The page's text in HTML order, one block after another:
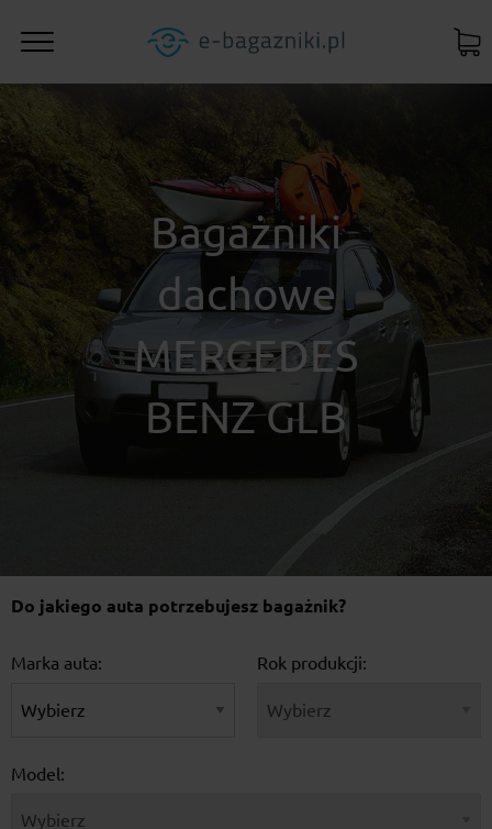
Bagażniki
dachowe
MERCEDES
BENZ GLB
Do jakiego auta potrzebujesz bagażnik?
Marka auta: Rok produkcji:
Model: